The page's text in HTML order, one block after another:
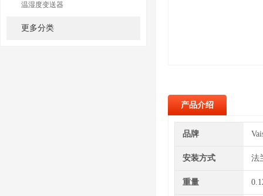
温湿度变送器
更多分类
产品介绍
品牌
安装方式 法
重量